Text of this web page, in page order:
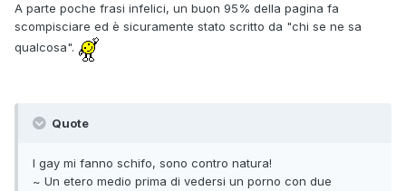
A parte poche frasi infelici, un buon 95% della pagina fa
scompisciare ed è sicuramente stato scritto da "chi se ne sa
qualcosa".
Quote
I gay mi fanno schifo, sono contro natura!
~ Un etero medio prima di vedersi un porno con due